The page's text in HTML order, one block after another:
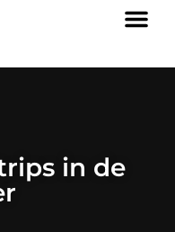
in de